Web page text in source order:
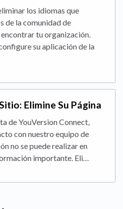
los idiomas que
de la comunidad de
tu organización.
su aplicación de la
Elimine Su Página
de YouVersion Connect,
con nuestro equipo de
no se puede realizar en
importante. Eli…